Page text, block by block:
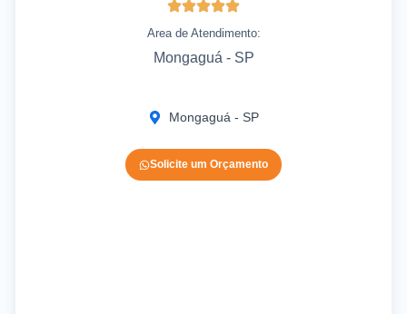
Area de Atendimento:
Mongaguá - SP
Mongaguá - SP
Solicite um Orçamento